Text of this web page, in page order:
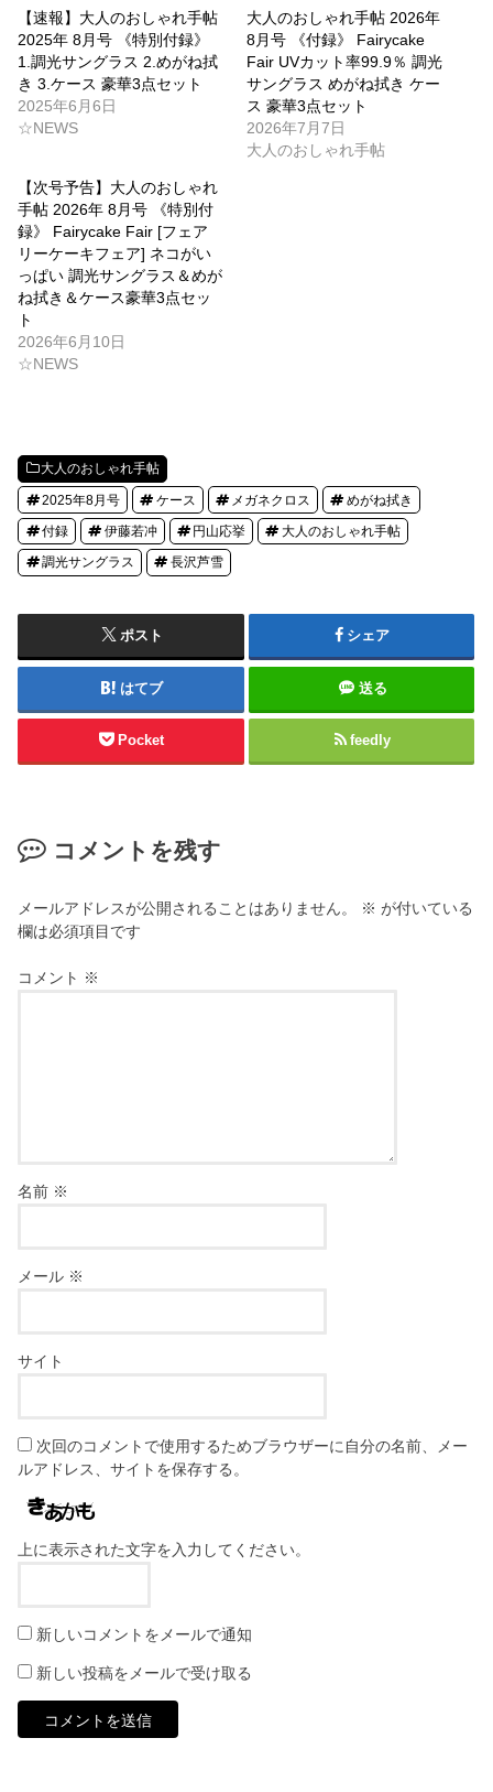
【速報】大人のおしゃれ手帖
2025年 8月号 《特別付録》
1.調光サングラス 2.めがね拭
き 3.ケース 豪華3点セット
2025年6月6日
☆NEWS
大人のおしゃれ手帖 2026年
8月号 《付録》 Fairycake
Fair UVカット率99.9％ 調光
サングラス めがね拭き ケー
ス 豪華3点セット
2026年7月7日
大人のおしゃれ手帖
【次号予告】大人のおしゃれ
手帖 2026年 8月号 《特別付
録》 Fairycake Fair [フェア
リーケーキフェア] ネコがい
っぱい 調光サングラス＆めが
ね拭き＆ケース豪華3点セッ
ト
2026年6月10日
☆NEWS
大人のおしゃれ手帖
2025年8月号 ケース メガネクロス めがね拭き
付録 伊藤若冲 円山応挙 大人のおしゃれ手帖
調光サングラス 長沢芦雪
ポスト シェア
はてブ 送る
Pocket feedly
コメントを残す
メールアドレスが公開されることはありません。 ※ が付いている
欄は必須項目です
コメント ※
名前 ※
メール ※
サイト
次回のコメントで使用するためブラウザーに自分の名前、メー
ルアドレス、サイトを保存する。
上に表示された文字を入力してください。
新しいコメントをメールで通知
新しい投稿をメールで受け取る